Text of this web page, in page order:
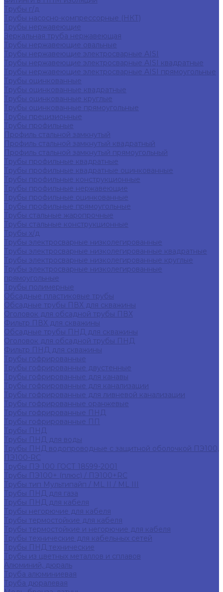
Трубы г/д
Трубы насосно-компрессорные (НКТ)
Трубы нержавеющие
Зеркальная труба нержавеющая
Трубы нержавеющие овальные
Трубы нержавеющие электросварные AISI
Трубы нержавеющие электросварные AISI квадратные
Трубы нержавеющие электросварные AISI прямоугольные
Трубы оцинкованные
Трубы оцинкованные квадратные
Трубы оцинкованные круглые
Трубы оцинкованные прямоугольные
Трубы прецизионные
Трубы профильные
Профиль стальной замкнутый
Профиль стальной замкнутый квадратный
Профиль стальной замкнутый прямоугольный
Трубы профильные квадратные
Трубы профильные квадратные оцинкованные
Трубы профильные конструкционные
Трубы профильные нержавеющие
Трубы профильные оцинкованные
Трубы профильные прямоугольные
Трубы стальные жаропрочные
Трубы стальные конструкционные
Трубы х/д
Трубы электросварные низколегированные
Трубы электросварные низколегированные квадратные
Трубы электросварные низколегированные круглые
Трубы электросварные низколегированные
прямоугольные
Трубы полимерные
Обсадные пластиковые трубы
Обсадные трубы ПВХ для скважины
Оголовок для обсадной трубы ПВХ
Фильтр ПВХ для скважины
Обсадные трубы ПНД для скважины
Оголовок для обсадной трубы ПНД
Фильтр ПНД для скважины
Трубы гофрированные
Трубы гофрированные двустенные
Трубы гофрированные для канавы
Трубы гофрированные для канализации
Трубы гофрированные для ливневой канализации
Трубы гофрированные оранжевые
Трубы гофрированные ПНД
Трубы гофрированные ПП
Трубы ПНД
Трубы ПНД для воды
Трубы ПНД водопроводные с защитной оболочкой ПЭ100,
ПЭ100-RC
Трубы ПЭ 100 ГОСТ 18599-2001
Трубы ПЭ100+ (плюс) / ПЭ100+RC
Трубы тип Мультипайп / ML II / ML III
Трубы ПНД для газа
Трубы ПНД для кабеля
Трубы негорючие для кабеля
Трубы термостойкие для кабеля
Трубы термостойкие и негорючие для кабеля
Трубы технические для кабельных сетей
Трубы ПНД технические
Трубы из цветных металлов и сплавов
Алюминий, дюраль
Труба алюминиевая
Труба дюралевая